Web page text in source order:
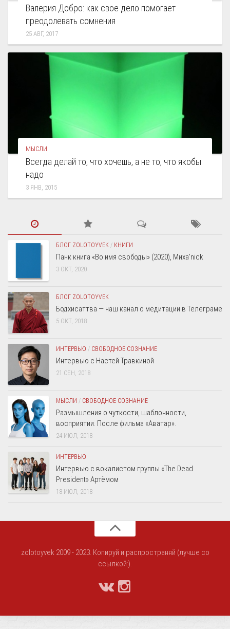
Валерия Добро: как свое дело помогает
преодолевать сомнения
25 АВГ, 2017
МЫСЛИ
Всегда делай то, что хочешь, а не то, что якобы
надо
3 ЯНВ, 2015
БЛОГ ZOLOTOYVEK / КНИГИ
Панк книга «Во имя свободы» (2020), Миха’nick
3 ОКТ, 2020
БЛОГ ZOLOTOYVEK
Бодхисаттва — наш канал о медитации в Телеграме
5 ОКТ, 2018
ИНТЕРВЬЮ / СВОБОДНОЕ СОЗНАНИЕ
Интервью с Настей Травкиной
21 СЕН, 2018
МЫСЛИ / СВОБОДНОЕ СОЗНАНИЕ
Размышления о чуткости, шаблонности,
восприятии. После фильма «Аватар».
24 ИЮЛ, 2018
ИНТЕРВЬЮ
Интервью с вокалистом группы «The Dead
President» Артёмом
18 ИЮЛ, 2018
zolotoyvek 2009 - 2023. Копируй и распространяй (лучше со
ссылкой:).